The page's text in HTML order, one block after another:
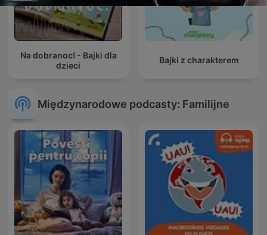
Na dobranoc! - Bajki dla
dzieci
Bajki z charakterem
Międzynarodowe podcasty: Familijne